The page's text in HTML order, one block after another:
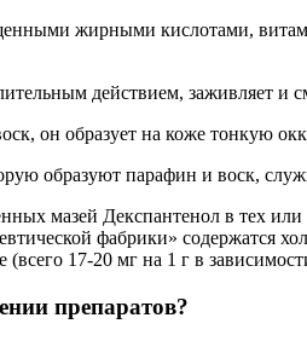
жирными кислотами,
действием, заживляет и
он образует на коже тонкую
образуют парафин и воск,
мазей Декспантенол в тех
фабрики» содержатся
17-20 мг на 1 г в
препаратов?